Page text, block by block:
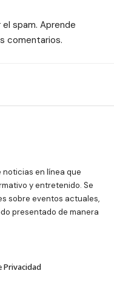
spam. Aprende
comentarios.
en línea que
y entretenido. Se
sobre eventos actuales,
presentado de manera
Privacidad